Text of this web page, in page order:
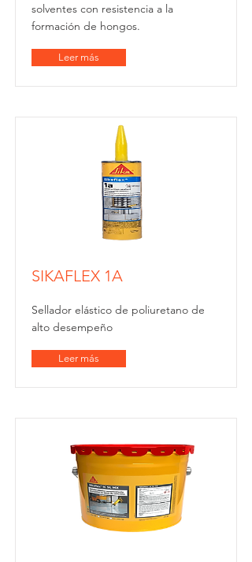
solventes con resistencia a la
formación de hongos.
Leer más
SIKAFLEX 1A
Sellador elástico de poliuretano de
alto desempeño
Leer más